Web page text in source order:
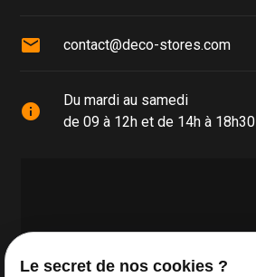
mail contact@deco-stores.com
info
Du mardi au samedi
de 09 à 12h et de 14h à 18h30
Le secret de nos cookies ?